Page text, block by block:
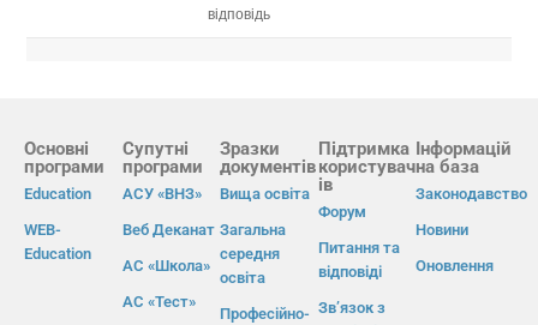
відповідь
Основні
програми
Education
WEB-
Education
Супутні
програми
АСУ «ВНЗ»
Веб Деканат
АС «Школа»
АС «Тест»
Зразки
документів
Вища освіта
Загальна
середня
освіта
Професійно-
Підтримка
користувач
ів
Форум
Питання та
відповіді
Зв’язок з
Інформацій
на база
Законодавство
Новини
Оновлення